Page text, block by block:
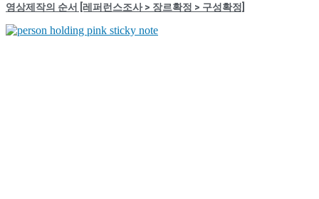
영상제작의 순서 [레퍼런스조사 > 장르확정 > 구성확정]